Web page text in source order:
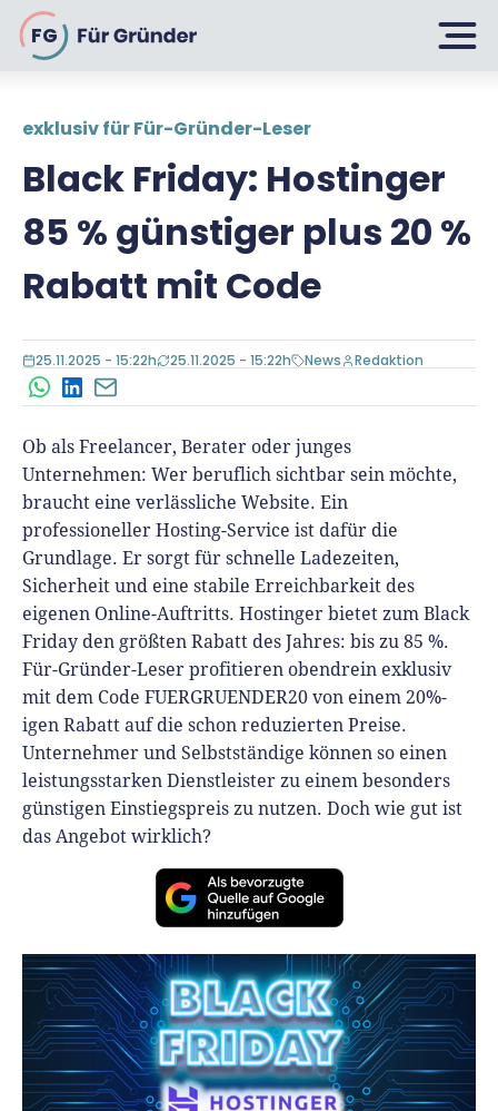
FG
Planen
Selbstständig machen
Über 500 Geschäftsideen
Geschäftsmodell entwickeln
Businessplan-Vorlage & Muster
Finanzplan erstellen
Top 15 Franchise
Die besten Gründerkredite
Gründerwettbewerbe finden
Gründen
Firma gründen: 10 Tipps
Rechtsform wählen
UG gründen
GmbH gründen
Geschäftskonto-Vergleich
Unternehmen anmelden
Schutzrechte anmelden
Kleingewerbe anmelden
Unsere Gründungspakete
Wachsen
6 Tipps zum Start
Fördermittelcheck machen
Kunden gewinnen
Website erstellen
Rechnung schreiben
Buchhaltung erledigen
Online-Kredit anfragen
Kassensystem
Versicherungen
Finanzieren
Fördermittel
Gründungszuschuss
Kredit für Existenzgründer
Business Angels
Zuschüsse
Kontokorrenkredit
Flexible Kreditlinie
Tools
Businessplan-Software
Business Model Canvas
Gründertest
Gründungsassistent
Finanzplan Tool
Lohnsoftware
Weitere Tools & Vorlagen
Vergleiche
Angebote
Unsere Gründungspakete
Geförderte Beratung
Finanzierungsangebote
Marke, AGB & Datenschutz
Geschäftskonto eröffnen
Richtig versichern
Steuerberatung
Software
exklusiv für Für-Gründer-Leser
Black Friday: Hostinger
85 % günstiger plus 20 %
Rabatt mit Code
25.11.2025 - 15:22h 25.11.2025 - 15:22h News Redaktion
WhatsApp
LinkedIn
E-Mail
Ob als Freelancer, Berater oder junges
Unternehmen: Wer beruflich sichtbar sein möchte,
braucht eine verlässliche Website. Ein
professioneller Hosting-Service ist dafür die
Grundlage. Er sorgt für schnelle Ladezeiten,
Sicherheit und eine stabile Erreichbarkeit des
eigenen Online-Auftritts. Hostinger bietet zum Black
Friday den größten Rabatt des Jahres: bis zu 85 %.
Für-Gründer-Leser profitieren obendrein exklusiv
mit dem Code FUERGRUENDER20 von einem 20%-
igen Rabatt auf die schon reduzierten Preise.
Unternehmer und Selbstständige können so einen
leistungsstarken Dienstleister zu einem besonders
günstigen Einstiegspreis zu nutzen. Doch wie gut ist
das Angebot wirklich?